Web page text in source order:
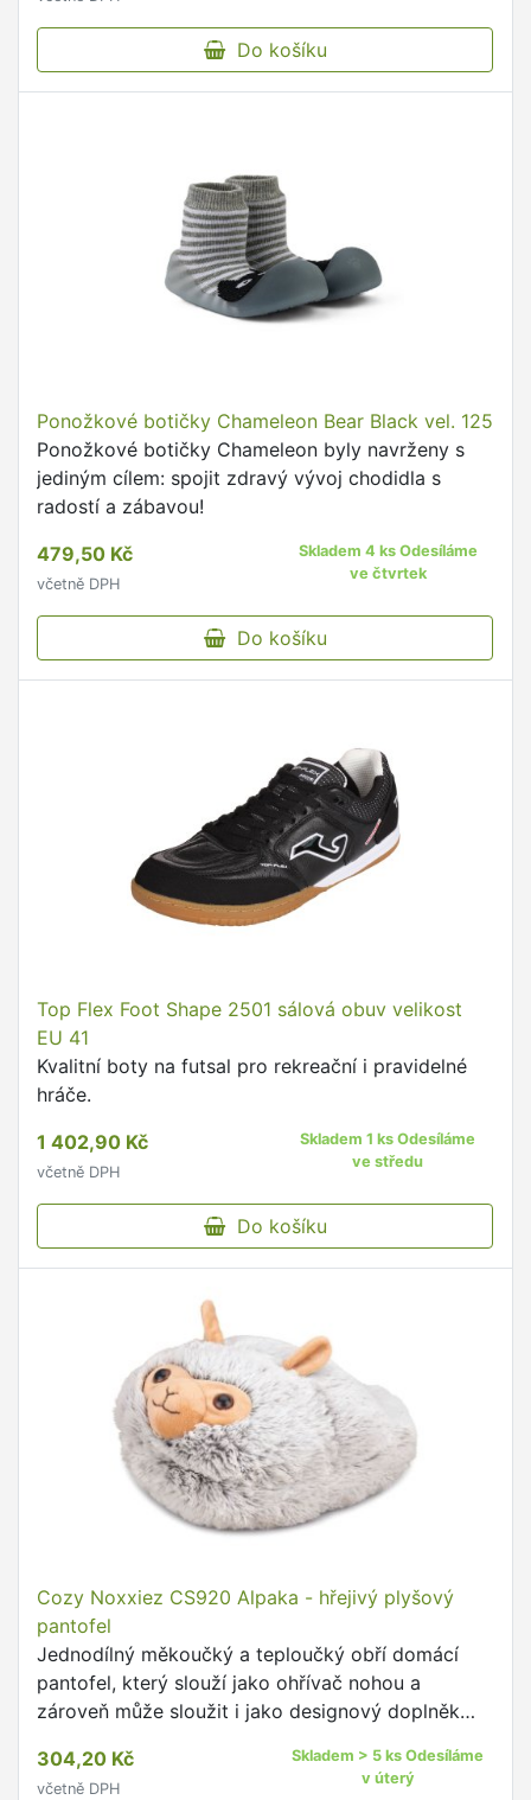
Do košíku
Ponožkové botičky Chameleon Bear Black vel. 125
Ponožkové botičky Chameleon byly navrženy s
jediným cílem: spojit zdravý vývoj chodidla s
radostí a zábavou!
479,50 Kč
včetně DPH
Skladem 4 ks Odesíláme
ve čtvrtek
Do košíku
Top Flex Foot Shape 2501 sálová obuv velikost
EU 41
Kvalitní boty na futsal pro rekreační i pravidelné
hráče.
1 402,90 Kč
včetně DPH
Skladem 1 ks Odesíláme
ve středu
Do košíku
Cozy Noxxiez CS920 Alpaka - hřejivý plyšový
pantofel
Jednodílný měkoučký a teploučký obří domácí
pantofel, který slouží jako ohřívač nohou a
zároveň může sloužit i jako designový doplněk
304,20 Kč
včetně DPH
Skladem > 5 ks Odesíláme
v úterý